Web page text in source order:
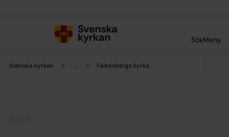
SökMeny
Svenska kyrkan ... Falkenbergs kyrka